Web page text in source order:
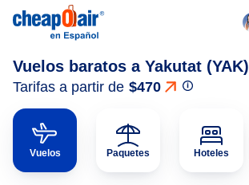
Vuelos baratos a Yakutat (YAK)
Tarifas a partir de $470
Vuelos Paquetes Hoteles